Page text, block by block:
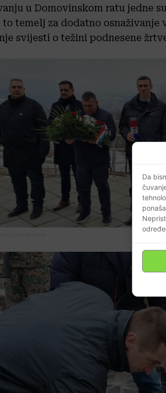
Da
u Domovinskom ratu jedne
temelj za dodatno osnaživanje
svijesti o težini podnesene